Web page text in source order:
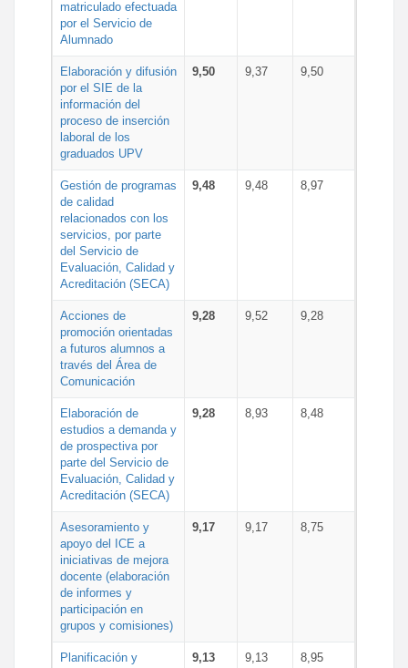
matriculado efectuada
por el Servicio de
Alumnado
Elaboración y difusión
por el SIE de la
información del
proceso de inserción
laboral de los
graduados UPV
9,50 9,37 9,50
Gestión de programas
de calidad
relacionados con los
servicios, por parte
del Servicio de
Evaluación, Calidad y
Acreditación (SECA)
9,48 9,48 8,97
Acciones de
promoción orientadas
a futuros alumnos a
través del Área de
Comunicación
9,28 9,52 9,28
Elaboración de
estudios a demanda y
de prospectiva por
parte del Servicio de
Evaluación, Calidad y
Acreditación (SECA)
9,28 8,93 8,48
Asesoramiento y
apoyo del ICE a
iniciativas de mejora
docente (elaboración
de informes y
participación en
grupos y comisiones)
9,17 9,17 8,75
Planificación y
9,13 9,13 8,95